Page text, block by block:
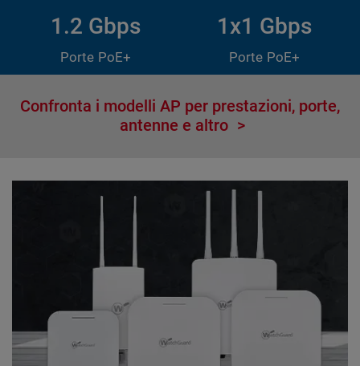
1.2 Gbps
Porte PoE+
1x1 Gbps
Porte PoE+
Confronta i modelli AP per prestazioni, porte,
antenne e altro